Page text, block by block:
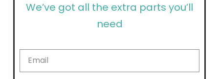
We’ve got all the extra parts you’ll
need